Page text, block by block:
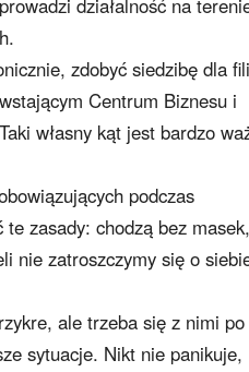
zdobyć siedzibę dla
Centrum Biznesu i
własny kąt jest bardzo
podczas
zasady: chodzą bez masek,
nie zatroszczymy się o
ale trzeba się z nimi po
sytuacje. Nikt nie panikuje,